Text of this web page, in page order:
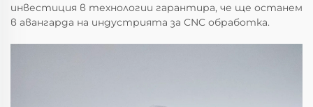
инвестиция в технологии гарантира, че ще останем
в авангарда на индустрията за CNC обработка.